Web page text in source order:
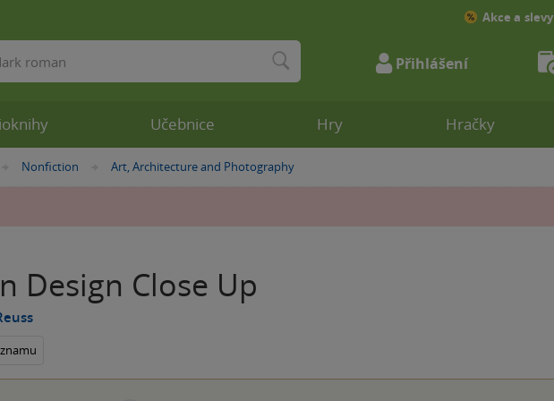
»
Nonfiction »Art, Architecture and Photography
Design Close Up
Učebnice Hry Hračky
Akce a slevy
Přihlášení